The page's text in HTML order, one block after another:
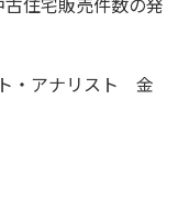
住宅販売件数の発
・アナリスト 金